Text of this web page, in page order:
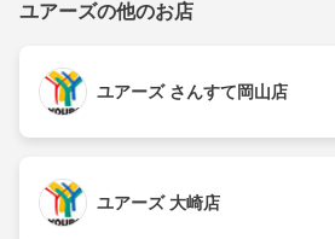
ユアーズの他のお店
ユアーズ さんすて岡山店
ユアーズ 大崎店